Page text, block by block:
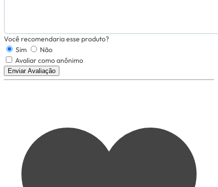
Você recomendaria esse produto?
Sim
Não
Avaliar como anônimo
Enviar Avaliação